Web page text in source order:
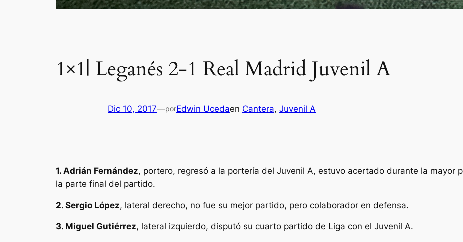
1×1| Leganés 2-1 Real Madrid Juvenil A
Dic 10, 2017—porEdwin Ucedaen Cantera, Juvenil A
1. Adrián Fernández, portero, regresó a la portería del Juvenil A, estuvo acertado durante la mayor
la parte final del partido.
2. Sergio López, lateral derecho, no fue su mejor partido, pero colaborador en defensa.
3. Miguel Gutiérrez, lateral izquierdo, disputó su cuarto partido de Liga con el Juvenil A.